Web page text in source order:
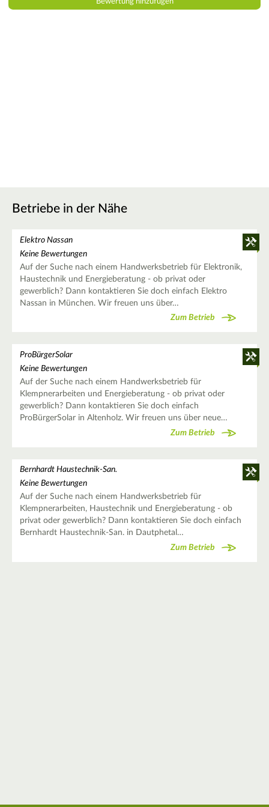
Betriebe in der Nähe
Elektro Nassan
Keine Bewertungen
Auf der Suche nach einem Handwerksbetrieb für Elektronik,
Haustechnik und Energieberatung - ob privat oder
gewerblich? Dann kontaktieren Sie doch einfach Elektro
Nassan in München. Wir freuen uns über…
Zum Betrieb
ProBürgerSolar
Keine Bewertungen
Auf der Suche nach einem Handwerksbetrieb für
Klempnerarbeiten und Energieberatung - ob privat oder
gewerblich? Dann kontaktieren Sie doch einfach
ProBürgerSolar in Altenholz. Wir freuen uns über neue…
Zum Betrieb
Bernhardt Haustechnik-San.
Keine Bewertungen
Auf der Suche nach einem Handwerksbetrieb für
Klempnerarbeiten, Haustechnik und Energieberatung - ob
privat oder gewerblich? Dann kontaktieren Sie doch einfach
Bernhardt Haustechnik-San. in Dautphetal…
Zum Betrieb